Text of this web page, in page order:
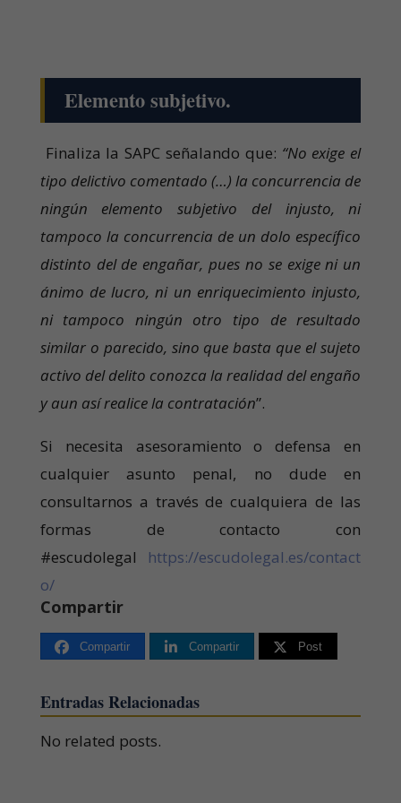
Elemento subjetivo.
Finaliza la SAPC señalando que: “No exige el
tipo delictivo comentado (…) la concurrencia de
ningún elemento subjetivo del injusto, ni
tampoco la concurrencia de un dolo específico
distinto del de engañar, pues no se exige ni un
ánimo de lucro, ni un enriquecimiento injusto,
ni tampoco ningún otro tipo de resultado
similar o parecido, sino que basta que el sujeto
activo del delito conozca la realidad del engaño
y aun así realice la contratación”.
Si necesita asesoramiento o defensa en
cualquier asunto penal, no dude en
consultarnos a través de cualquiera de las
formas de contacto con
#escudolegal https://escudolegal.es/contact
o/
Compartir
Compartir Compartir Post
Entradas Relacionadas
No related posts.